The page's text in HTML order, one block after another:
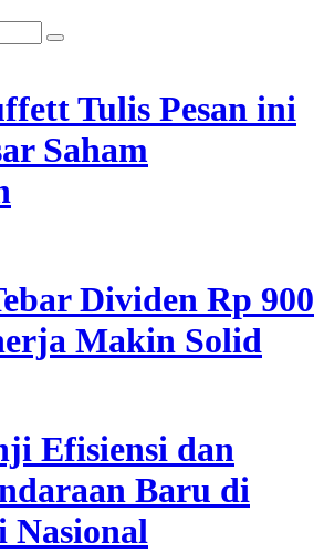
Tulis Pesan ini
Saham
Dividen Rp 900
Makin Solid
Efisiensi dan
Baru di
Nasional